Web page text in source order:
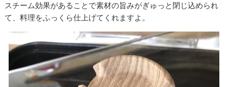
スチーム効果があることで素材の旨みがぎゅっと閉じ込められ
て、料理をふっくら仕上げてくれますよ。